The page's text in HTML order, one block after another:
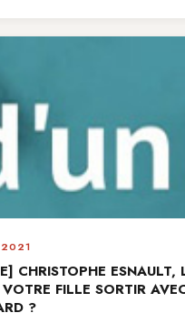
2021
CHRISTOPHE ESNAULT,
FILLE SORTIR
?